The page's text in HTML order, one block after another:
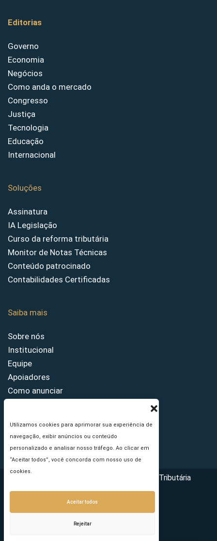
Utilizamos cookies para aprimorar sua experiência de
navegação, exibir anúncios ou conteúdo
personalizado e analisar nosso tráfego. Ao clicar em
“Aceitar todos”, você concorda com nosso uso de
cookies.
Aceitar todos
Rejeitar
Editorias
Governo
Economia
Negócios
Como anda o mercado
Congresso
Justiça
Tecnologia
Educação
Internacional
Soluções
Assinatura
IA Legislação
Curso da reforma tributária
Monitor de Notas Técnicas
Conteúdo patrocinado
Contabilidades Certificadas
Saiba mais
Sobre nós
Institucional
Equipe
Apoiadores
Como anunciar
Princípios Editoriais
Copyright © 2026 - Portal da Reforma Tributária